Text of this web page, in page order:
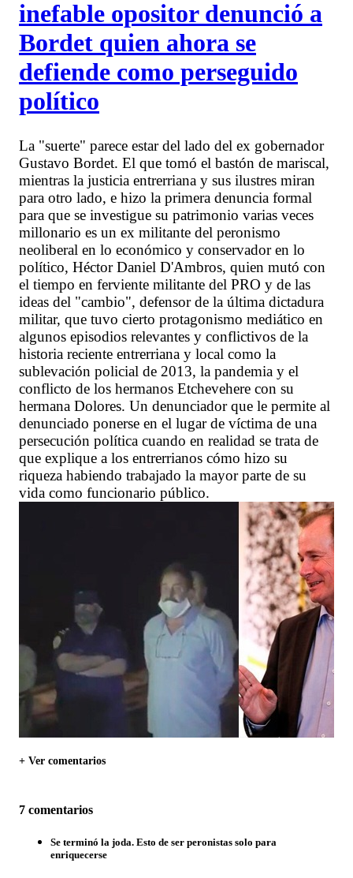
inefable opositor denunció a
Bordet quien ahora se
defiende como perseguido
político
La "suerte" parece estar del lado del ex gobernador
Gustavo Bordet. El que tomó el bastón de mariscal,
mientras la justicia entrerriana y sus ilustres miran
para otro lado, e hizo la primera denuncia formal
para que se investigue su patrimonio varias veces
millonario es un ex militante del peronismo
neoliberal en lo económico y conservador en lo
político, Héctor Daniel D'Ambros, quien mutó con
el tiempo en ferviente militante del PRO y de las
ideas del "cambio", defensor de la última dictadura
militar, que tuvo cierto protagonismo mediático en
algunos episodios relevantes y conflictivos de la
historia reciente entrerriana y local como la
sublevación policial de 2013, la pandemia y el
conflicto de los hermanos Etchevehere con su
hermana Dolores. Un denunciador que le permite al
denunciado ponerse en el lugar de víctima de una
persecución política cuando en realidad se trata de
que explique a los entrerrianos cómo hizo su
riqueza habiendo trabajado la mayor parte de su
vida como funcionario público.
+ Ver comentarios
7 comentarios
Se terminó la joda. Esto de ser peronistas solo para
enriquecerse